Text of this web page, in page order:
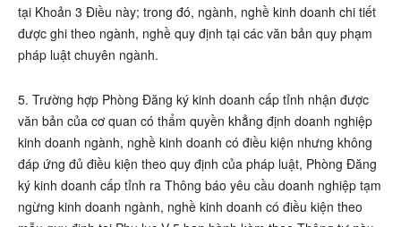
tại Khoản 3 Điều này; trong đó, ngành, nghề kinh doanh chi tiết
được ghi theo ngành, nghề quy định tại các văn bản quy phạm
pháp luật chuyên ngành.
5. Trường hợp Phòng Đăng ký kinh doanh cấp tỉnh nhận được
văn bản của cơ quan có thẩm quyền khẳng định doanh nghiệp
kinh doanh ngành, nghề kinh doanh có điều kiện nhưng không
đáp ứng đủ điều kiện theo quy định của pháp luật, Phòng Đăng
ký kinh doanh cấp tỉnh ra Thông báo yêu cầu doanh nghiệp tạm
ngừng kinh doanh ngành, nghề kinh doanh có điều kiện theo